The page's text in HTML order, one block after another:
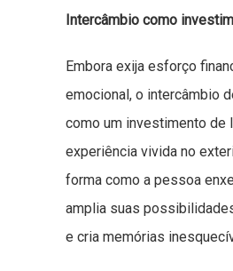
Intercâmbio como
Embora exija esforço
emocional, o intercâmbio
como um investimento de
experiência vivida no
forma como a pessoa
amplia suas
e cria memórias